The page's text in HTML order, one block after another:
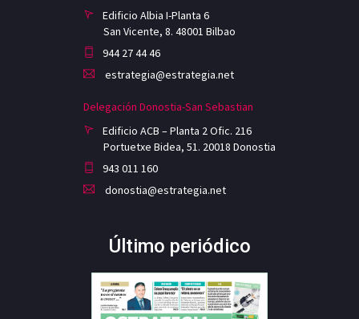
Edificio Albia I-Planta 6
San Vicente, 8. 48001 Bilbao
944 27 44 46
estrategia@estrategia.net
Delegación Donostia-San Sebastian
Edificio ACB – Planta 2 Ofic. 216
Portuetxe Bidea, 51. 20018 Donostia
943 011 160
donostia@estrategia.net
Último periódico